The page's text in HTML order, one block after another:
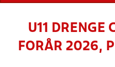
U11 DRENGE
FORÅR 2026,